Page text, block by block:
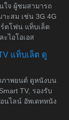
ใจ ผู้ชมสามารถ
าะสม เช่น 3G 4G
ตโฟน แท็บเล็ต
ไอโอเอส
แท็บเล็ต ดู
ภาพยนต์ ดูหนังบน
TV, รองรับ
นไลน์ อัพเดทหนัง